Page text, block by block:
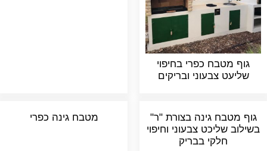
גוף מטבח כפרי בחיפוי
שליעט צבעוני ובריקים
גוף מטבח גינה בצורת "ר"
בשילוב שליכט צבעוני וחיפוי
חלקי בבריק
מטבח גינה כפרי